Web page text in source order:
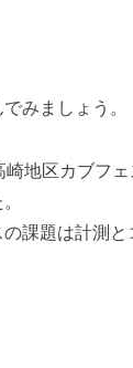
みましょう。
崎地区カブフ
課題は計測と